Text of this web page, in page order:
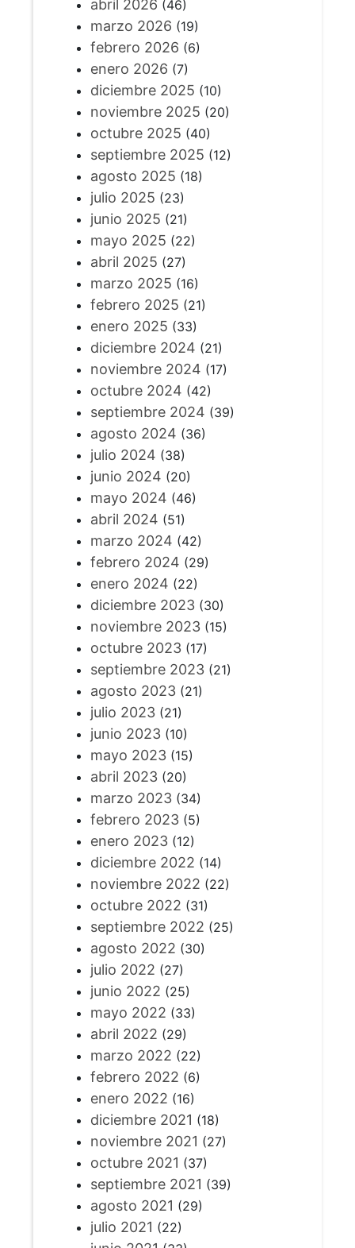
abril 2026 (46)
marzo 2026 (19)
febrero 2026 (6)
enero 2026 (7)
diciembre 2025 (10)
noviembre 2025 (20)
octubre 2025 (40)
septiembre 2025 (12)
agosto 2025 (18)
julio 2025 (23)
junio 2025 (21)
mayo 2025 (22)
abril 2025 (27)
marzo 2025 (16)
febrero 2025 (21)
enero 2025 (33)
diciembre 2024 (21)
noviembre 2024 (17)
octubre 2024 (42)
septiembre 2024 (39)
agosto 2024 (36)
julio 2024 (38)
junio 2024 (20)
mayo 2024 (46)
abril 2024 (51)
marzo 2024 (42)
febrero 2024 (29)
enero 2024 (22)
diciembre 2023(30)
noviembre 2023(15)
octubre 2023(17)
septiembre 2023(21)
agosto 2023(21)
julio 2023(21)
junio 2023(10)
mayo 2023(15)
abril 2023(20)
marzo 2023(34)
febrero 2023(5)
enero 2023(12)
diciembre 2022 (14)
noviembre 2022 (22)
octubre 2022 (31)
septiembre 2022 (25)
agosto 2022 (30)
julio 2022 (27)
junio 2022 (25)
mayo 2022 (33)
abril 2022 (29)
marzo 2022 (22)
febrero 2022 (6)
enero 2022 (16)
diciembre 2021 (18)
noviembre 2021 (27)
octubre 2021 (37)
septiembre 2021 (39)
agosto 2021 (29)
julio 2021 (22)